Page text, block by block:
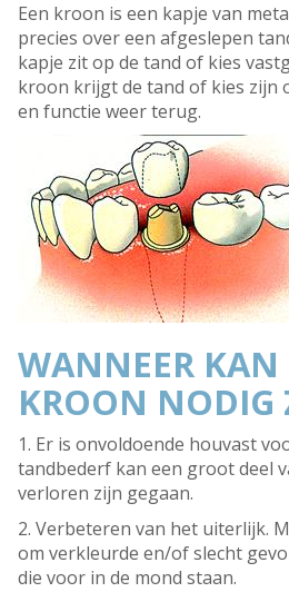
Een kroon is een kapje van
precies over een afgeslepen
kapje zit op de tand of kies
kroon krijgt de tand of kies zijn
en functie weer terug.
WANNEER KAN
KROON NODIG
1. Er is onvoldoende houvast
tandbederf kan een groot deel
verloren zijn gegaan.
2. Verbeteren van het uiterlijk.
om verkleurde en/of slecht
die voor in de mond staan.